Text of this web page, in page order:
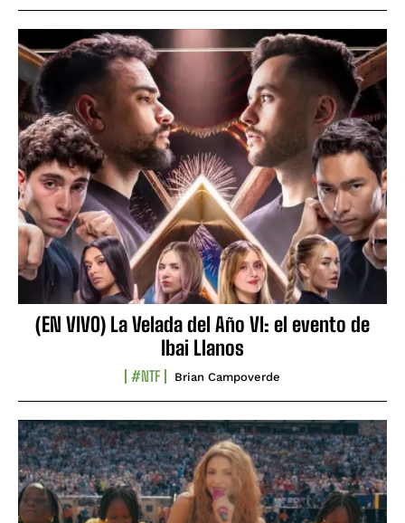
(EN VIVO) La Velada del Año VI: el evento de
Ibai Llanos
#NTF Brian Campoverde